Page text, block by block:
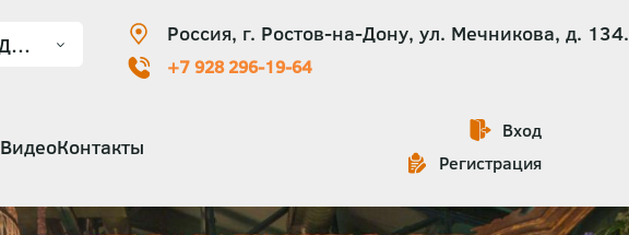
Россия, г. Ростов-на-Дону, ул. Мечникова, д. 134.
+7 928 296-19-64
ВидеоКонтакты
Вход
Регистрация